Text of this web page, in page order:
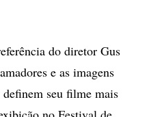
do diretor Gus
e as imagens
seu filme mais